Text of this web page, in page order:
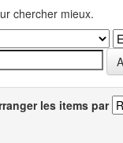
chercher mieux.
les items par